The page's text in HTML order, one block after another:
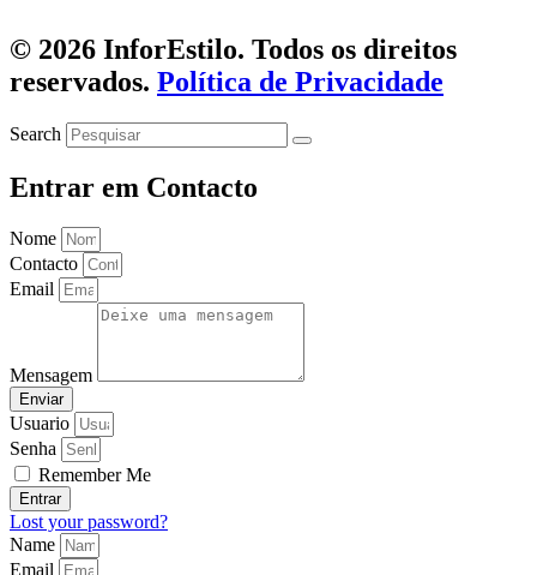
© 2026 InforEstilo. Todos os direitos
reservados. Política de Privacidade
Search
Entrar em Contacto
Nome
Contacto
Email
Mensagem
Enviar
Usuario
Senha
Remember Me
Entrar
Lost your password?
Name
Email